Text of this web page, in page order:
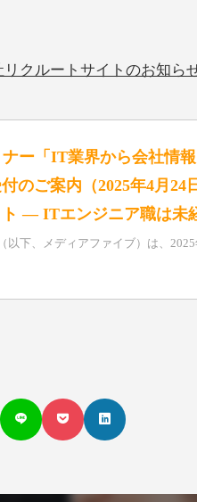
リクルートサイトのお知ら
ー「IT業界から会社情
のご案内（2025年4月24
ト ― ITエンジニア職は
以下、メディアファイブ）は、